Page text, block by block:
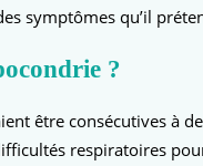
symptômes qu’il
?
être consécutives à
respiratoires